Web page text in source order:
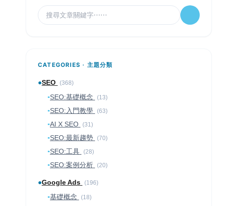
CATEGORIES · 主題分類
●SEO (368)
▪SEO:基礎概念 (13)
▪SEO:入門教學 (63)
▪AI X SEO (31)
▪SEO:最新趨勢 (70)
▪SEO:工具 (28)
▪SEO:案例分析 (20)
●Google Ads (196)
▪基礎概念 (18)